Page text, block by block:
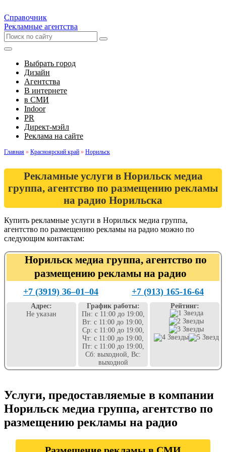
Справочник
Рекламные агентства
Выбрать город
Дизайн
Агентства
В интернете
в СМИ
Indoor
PR
Директ-мэйл
Реклама на сайте
Главная » Красноярский край » Норильск
Рекламные услуги в Норильск медиа
группа, агентство по размещению рекламы
на радио Норильска
Купить рекламные услуги в Норильск медиа группа,
агентство по размещению рекламы на радио можно по
следующим контактам:
Норильск медиа группа, агентство по
размещению рекламы на радио
+7 (3919) 36‒01‒04 +7 (913) 165-16-64
Адрес:
Не указан
График работы:
Пн: с 11:00 до 19:00,
Вт: с 11:00 до 19:00,
Ср: с 11:00 до 19:00,
Чт: с 11:00 до 19:00,
Пт: с 11:00 до 19:00,
Сб: выходной, Вс:
выходной
Рейтинг:
Услуги, предоставляемые в компании
Норильск медиа группа, агентство по
размещению рекламы на радио